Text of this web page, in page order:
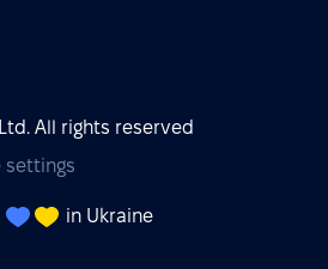
All rights reserved
settings
in Ukraine